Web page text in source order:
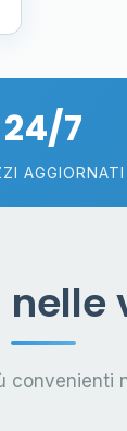
24/7
AGGIORNATI
convenienti